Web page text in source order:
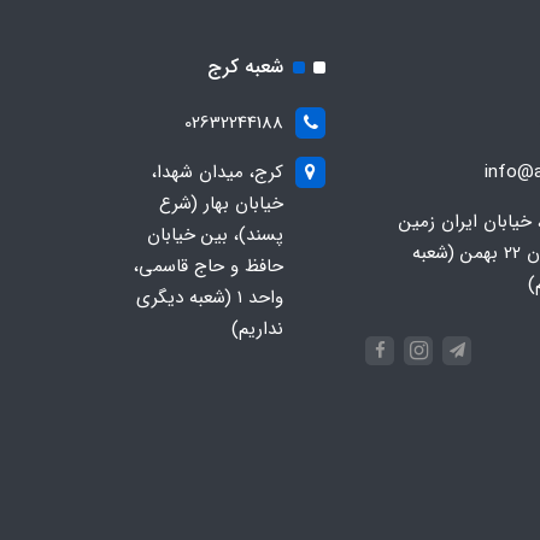
خیابان ایران زمین
جنوبی، خیابان 22 بهمن (شعبه
شعبه کرج
02632244188
کرج، میدان شهدا،
خیابان بهار (شرع
پسند)، بین خیابان
حافظ و حاج قاسمی،
واحد ۱ (شعبه دیگری
نداریم)